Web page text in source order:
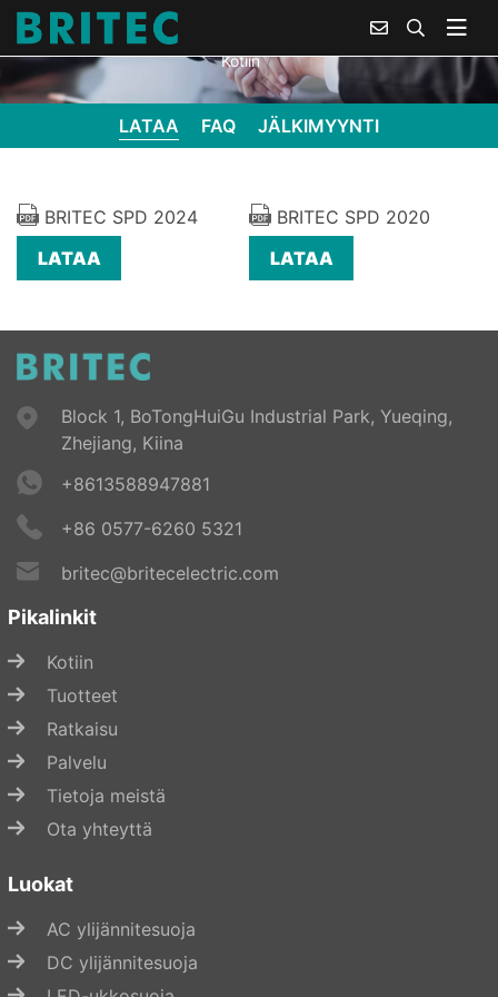
Kotiin
LATAA FAQ JÄLKIMYYNTI
BRITEC SPD 2024
LATAA
BRITEC SPD 2020
LATAA
Block 1, BoTongHuiGu Industrial Park, Yueqing,
Zhejiang, Kiina
+8613588947881
+86 0577-6260 5321
britec@britecelectric.com
Pikalinkit
Kotiin
Tuotteet
Ratkaisu
Palvelu
Tietoja meistä
Ota yhteyttä
Luokat
AC ylijännitesuoja
DC ylijännitesuoja